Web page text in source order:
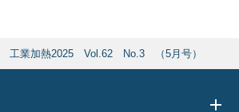
工業加熱2025 Vol.62 No.3 （5月号）